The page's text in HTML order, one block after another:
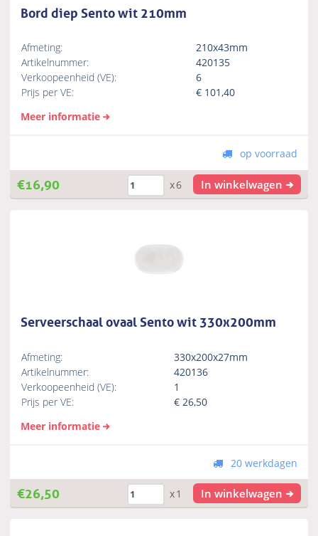
Bord diep Sento wit 210mm
Afmeting:
210x43mm
Artikelnummer:
420135
Verkoopeenheid (VE):
6
Prijs per VE:
€ 101,40
Meer informatie
op voorraad
€16,90 x6 In winkelwagen
Serveerschaal ovaal Sento wit 330x200mm
Afmeting:
330x200x27mm
Artikelnummer:
420136
Verkoopeenheid (VE):
1
Prijs per VE:
€ 26,50
Meer informatie
20 werkdagen
€26,50 x1 In winkelwagen